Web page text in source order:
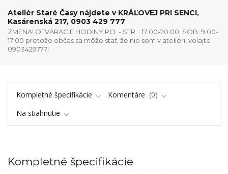
Ateliér Staré Časy nájdete v KRÁĽOVEJ PRI SENCI,
Kasárenská 217, 0903 429 777
ZMENA! OTVÁRACIE HODINY PO. - STR. : 17:00-20:00, SOB: 9:00-
17:00 pretože občas sa môže stať, že nie som v ateliéri, volajte
0903429777!
Kompletné špecifikácie Komentáre
0
Na stiahnutie
Kompletné špecifikácie